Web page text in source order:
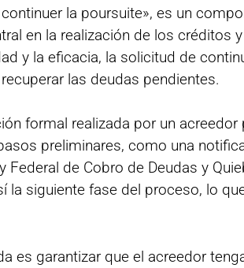
la poursuite», es un
en la realización de los créditos
y la eficacia, la solicitud de
las deudas pendientes.
formal realizada por un
preliminares, como una
de Cobro de Deudas y
siguiente fase del proceso, lo
es garantizar que el acreedor